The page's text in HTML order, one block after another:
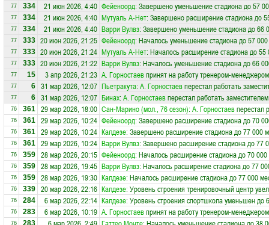
77 334 21 июн 2026, 4:40 Фейеноорд: Завершено уменьшение стадиона до 57
77 334 21 июн 2026, 4:40 Мутуаль А-Нет: Завершено расширение стадиона до
77 334 21 июн 2026, 4:40 Варри Вулвз: Завершено уменьшение стадиона до 66
77 333 20 июн 2026, 21:25 Фейеноорд: Началось уменьшение стадиона до 57
77 333 20 июн 2026, 21:24 Мутуаль А-Нет: Началось расширение стадиона до 55
77 333 20 июн 2026, 21:22 Варри Вулвз: Началось уменьшение стадиона до 66
77 15 3 апр 2026, 21:23 А. Горностаевпринят на работу тренером-
77 6 31 мар 2026, 12:07 Пьетракута: А. Горностаевперестал работать
77 6 31 мар 2026, 12:07 Бинах: А. Горностаевперестал работать
76 361 29 мар 2026, 18:00 Сан-Марино (мол., 76 сезон): А. Горностаевперестал
76 361 29 мар 2026, 10:24 Фейеноорд: Завершено расширение стадиона до 70
76 361 29 мар 2026, 10:24 Калдезе: Завершено расширение стадиона до 77 000
76 361 29 мар 2026, 10:24 Варри Вулвз: Завершено расширение стадиона до 77
76 359 28 мар 2026, 20:15 Фейеноорд: Началось расширение стадиона до 70 000
76 359 28 мар 2026, 19:45 Варри Вулвз: Началось расширение стадиона до 77
76 359 28 мар 2026, 19:30 Калдезе: Началось расширение стадиона до 77 000
76 339 20 мар 2026, 22:16 Калдезе: Уровень строения тренировочный центр
76 284 6 мар 2026, 22:14 Калдезе: Уровень строения спортшкола уменьшен до
76 283 6 мар 2026, 10:19 А. Горностаевпринят на работу тренером-
76 283